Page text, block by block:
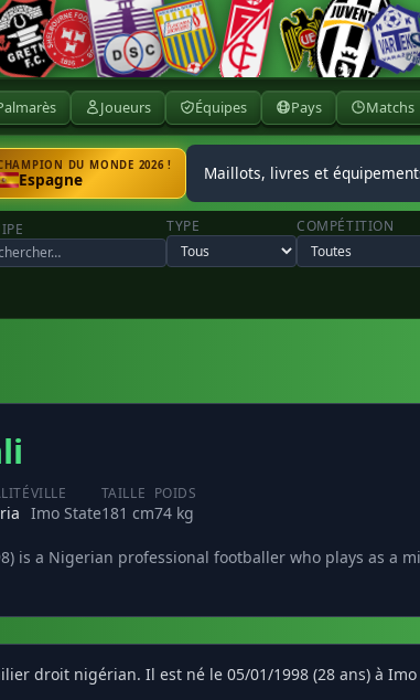
Joueurs Équipes Pays Matchs
DU MONDE 2026 !
Espagne Maillots, livres et
TYPE COMPÉTITION
VILLE
Imo State
TAILLE
181 cm
POIDS
74 kg
is a Nigerian professional footballer who plays as a
droit nigérian. Il est né le 05/01/1998 (28 ans) à